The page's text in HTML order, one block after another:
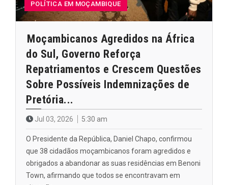
POLÍTICA EM MOÇAMBIQUE
Moçambicanos Agredidos na África
do Sul, Governo Reforça
Repatriamentos e Crescem Questões
Sobre Possíveis Indemnizações de
Pretória...
Jul 03, 2026 5:30 am
O Presidente da República, Daniel Chapo, confirmou
que 38 cidadãos moçambicanos foram agredidos e
obrigados a abandonar as suas residências em Benoni
Town, afirmando que todos se encontravam em